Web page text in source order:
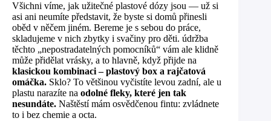
Všichni víme, jak užitečné plastové dózy jsou — už si
asi ani neumíte představit, že byste si domů přinesli
oběd v něčem jiném. Bereme je s sebou do práce,
skladujeme v nich zbytky i svačiny pro děti. údržba
těchto „nepostradatelných pomocníků“ vám ale klidně
může přidělat vrásky, a to hlavně, když přijde na
klasickou kombinaci – plastový box a rajčatová
omáčka. Sklo? To většinou vyčistíte levou zadní, ale u
plastu narazíte na odolné fleky, které jen tak
nesundáte. Naštěstí mám osvědčenou fintu: zvládnete
to i bez chemie a octa.